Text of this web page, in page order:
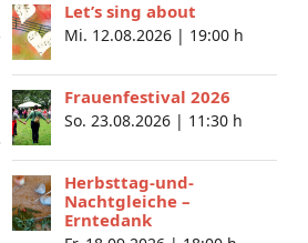
Let’s sing about
Mi. 12.08.2026 | 19:00 h
Frauenfestival 2026
So. 23.08.2026 | 11:30 h
Herbsttag-und-
Nachtgleiche –
Erntedank